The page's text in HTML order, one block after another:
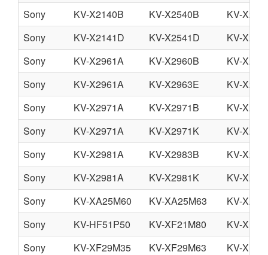
Sony
KV-X2140B KV-X2540B
KV-
Sony
KV-X2141D KV-X2541D
KV-
Sony
KV-X2961A KV-X2960B
KV-
Sony
KV-X2961A KV-X2963E
KV-
Sony
KV-X2971A KV-X2971B
KV-
Sony
KV-X2971A KV-X2971K
KV-
Sony
KV-X2981A KV-X2983B
KV-
Sony
KV-X2981A KV-X2981K
KV-
Sony
KV-XA25M60 KV-XA25M63
KV-
Sony
KV-HF51P50 KV-XF21M80
KV-
Sony
KV-XF29M35 KV-XF29M63
KV-